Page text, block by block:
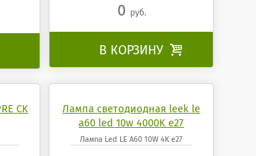
0 руб.
В КОРЗИНУ 
CK
Лампа светодиодная leek le
a60 led 10w 4000K e27
Лампа Led LE A60 10W 4K e27